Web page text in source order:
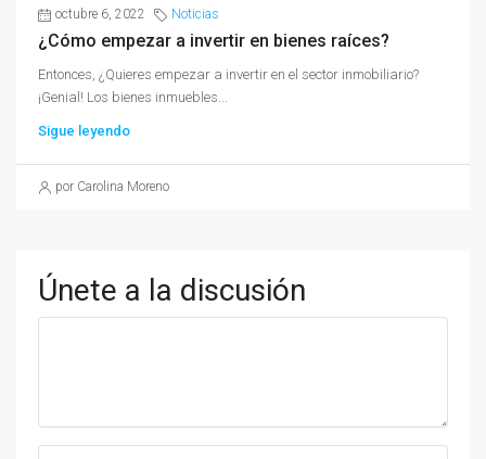
octubre 6, 2022 Noticias
¿Cómo empezar a invertir en bienes raíces?
Entonces, ¿Quieres empezar a invertir en el sector inmobiliario?
¡Genial! Los bienes inmuebles...
Sigue leyendo
por Carolina Moreno
Únete a la discusión